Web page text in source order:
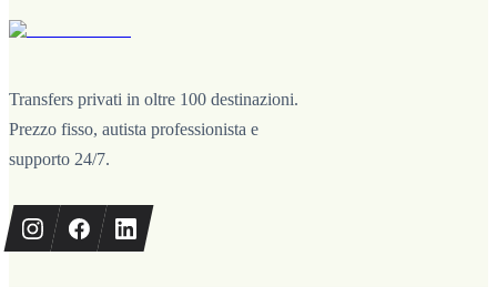
Transfers privati in oltre 100 destinazioni.
Prezzo fisso, autista professionista e
supporto 24/7.